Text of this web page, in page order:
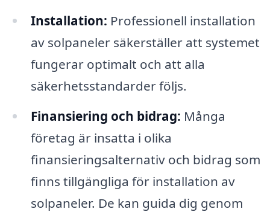
Installation: Professionell installation
av solpaneler säkerställer att systemet
fungerar optimalt och att alla
säkerhetsstandarder följs.
Finansiering och bidrag: Många
företag är insatta i olika
finansieringsalternativ och bidrag som
finns tillgängliga för installation av
solpaneler. De kan guida dig genom